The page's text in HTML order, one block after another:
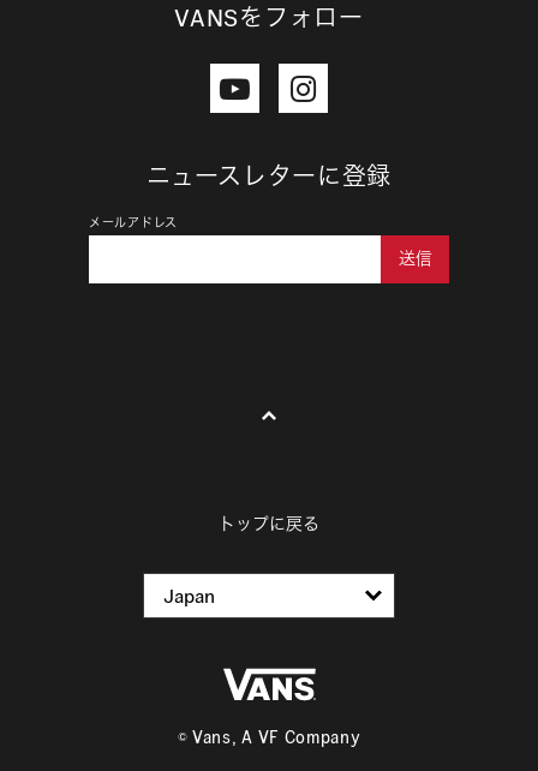
VANSをフォロー
ニュースレターに登録
メールアドレス
送信
トップに戻る
© Vans, A VF Company